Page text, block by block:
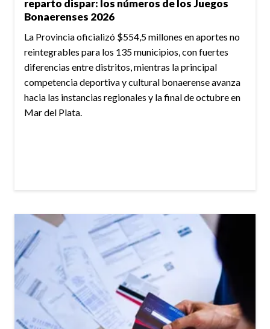
reparto dispar: los números de los Juegos
Bonaerenses 2026
La Provincia oficializó $554,5 millones en aportes no
reintegrables para los 135 municipios, con fuertes
diferencias entre distritos, mientras la principal
competencia deportiva y cultural bonaerense avanza
hacia las instancias regionales y la final de octubre en
Mar del Plata.